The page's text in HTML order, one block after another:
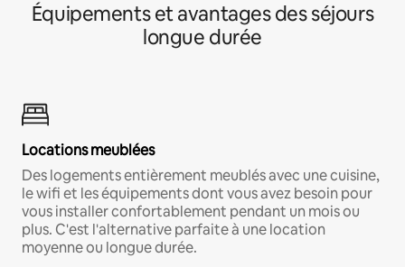
Équipements et avantages des séjours
longue durée
Locations meublées
Des logements entièrement meublés avec une cuisine,
le wifi et les équipements dont vous avez besoin pour
vous installer confortablement pendant un mois ou
plus. C'est l'alternative parfaite à une location
moyenne ou longue durée.